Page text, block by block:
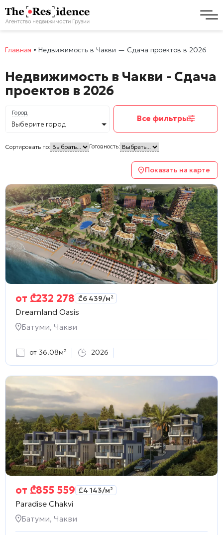
Главная • Недвижимость в Чакви — Сдача проектов в 2026
Недвижимость в Чакви - Сдача
проектов в 2026
Город
Выберите город
Все фильтры
Сортировать по: Готовность:
Показать на карте
от ₾232 278 ₾6 439/м²
Dreamland Oasis
Батуми, Чакви
от 36.08м² 2026
от ₾855 559 ₾4 143/м²
Paradise Chakvi
Батуми, Чакви